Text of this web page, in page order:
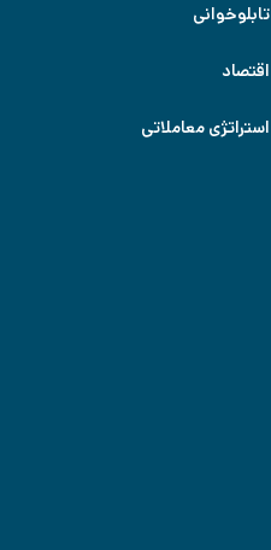
تابلوخوانی
اقتصاد
استراتژی معاملاتی